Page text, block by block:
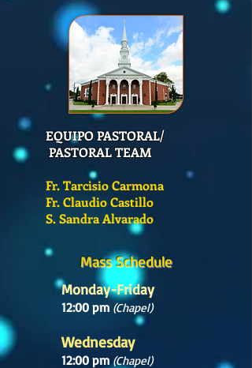
EQUIPO PASTORAL/
PASTORAL TEAM
Fr. Tarcisio Carmona
Fr. Claudio Castillo
S. Sandra Alvarado
Mass Schedule
Monday-Friday
12:00 pm (Chapel)
Wednesday
12:00 pm (Chapel)